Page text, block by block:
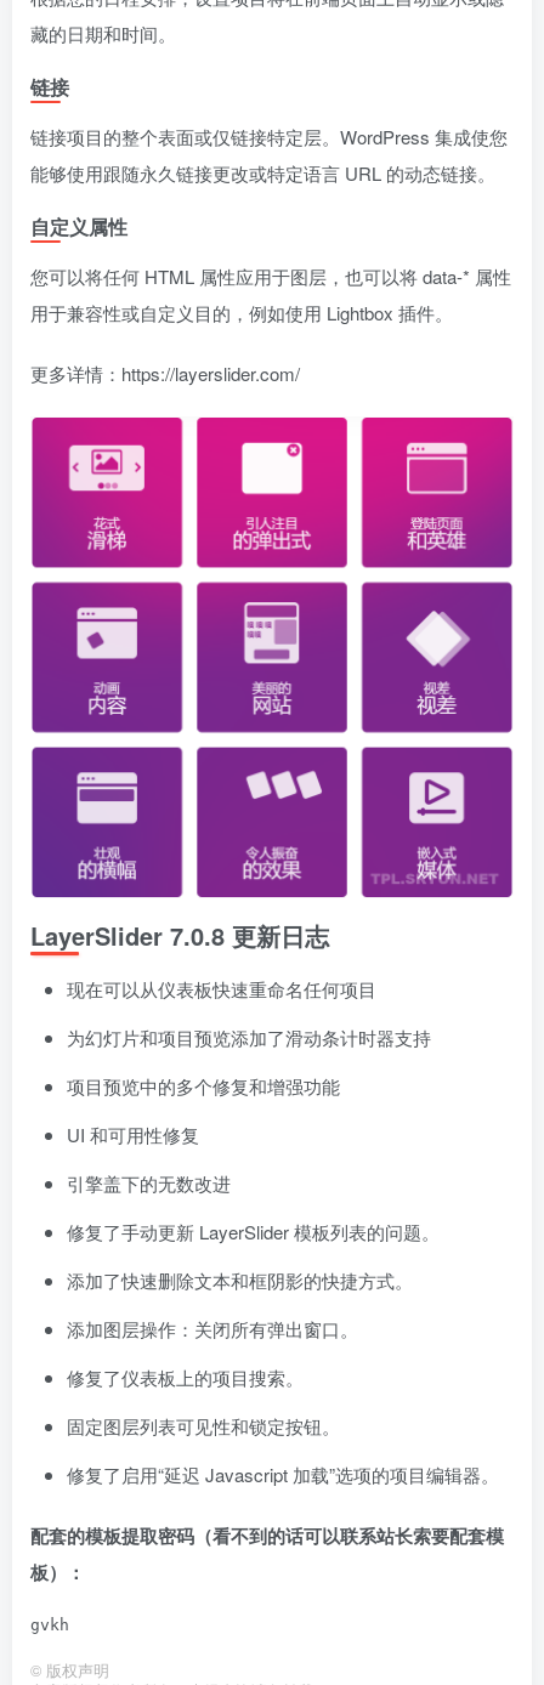
藏的日期和时间。
链接
链接项目的整个表面或仅链接特定层。WordPress 集成使您
能够使用跟随永久链接更改或特定语言 URL 的动态链接。
自定义属性
您可以将任何 HTML 属性应用于图层，也可以将 data-* 属性
用于兼容性或自定义目的，例如使用 Lightbox 插件。
更多详情：https://layerslider.com/
LayerSlider 7.0.8 更新日志
现在可以从仪表板快速重命名任何项目
为幻灯片和项目预览添加了滑动条计时器支持
项目预览中的多个修复和增强功能
UI 和可用性修复
引擎盖下的无数改进
修复了手动更新 LayerSlider 模板列表的问题。
添加了快速删除文本和框阴影的快捷方式。
添加图层操作：关闭所有弹出窗口。
修复了仪表板上的项目搜索。
固定图层列表可见性和锁定按钮。
修复了启用“延迟 Javascript 加载”选项的项目编辑器。
配套的模板提取密码（看不到的话可以联系站长索要配套模
板）：
gvkh
© 版权声明